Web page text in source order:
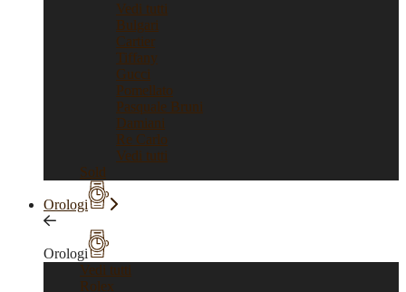
Vedi tutti
Bulgari
Cartier
Tiffany
Gucci
Pomellato
Pasquale Bruni
Damiani
Re Carlo
Vedi tutti
Sold
Orologi
Orologi
Vedi tutti
Rolex